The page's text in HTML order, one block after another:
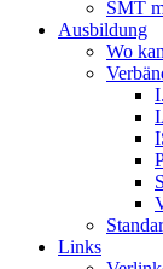
SMT
Ausbildung
Wo
Links